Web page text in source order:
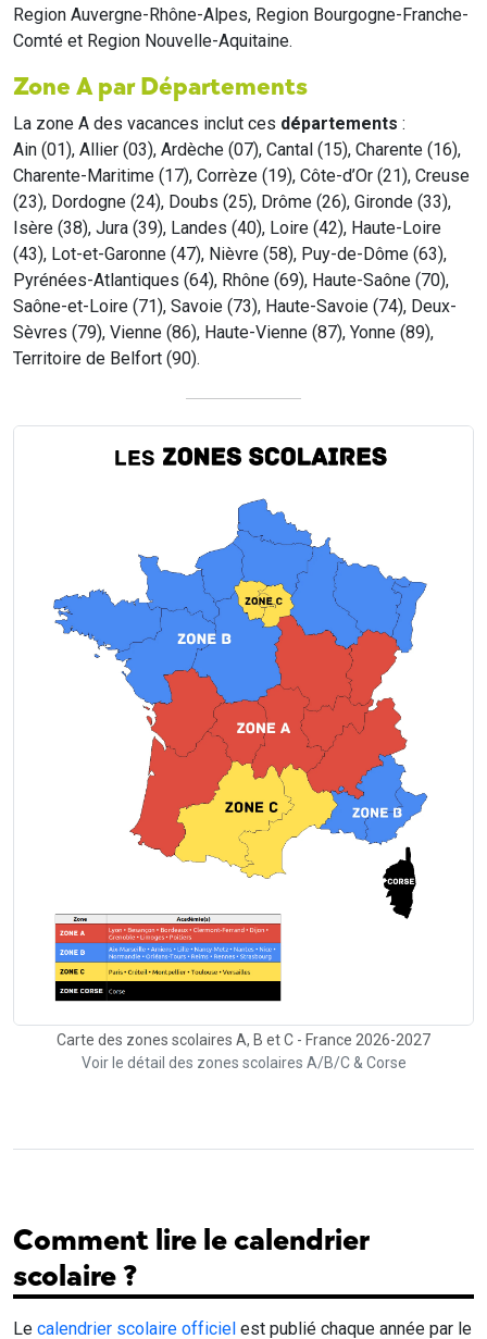
Region Auvergne-Rhône-Alpes, Region Bourgogne-Franche-
Comté et Region Nouvelle-Aquitaine.
Zone A par Départements
La zone A des vacances inclut ces départements :
Ain (01), Allier (03), Ardèche (07), Cantal (15), Charente (16),
Charente-Maritime (17), Corrèze (19), Côte-d’Or (21), Creuse
(23), Dordogne (24), Doubs (25), Drôme (26), Gironde (33),
Isère (38), Jura (39), Landes (40), Loire (42), Haute-Loire
(43), Lot-et-Garonne (47), Nièvre (58), Puy-de-Dôme (63),
Pyrénées-Atlantiques (64), Rhône (69), Haute-Saône (70),
Saône-et-Loire (71), Savoie (73), Haute-Savoie (74), Deux-
Sèvres (79), Vienne (86), Haute-Vienne (87), Yonne (89),
Territoire de Belfort (90).
Carte des zones scolaires A, B et C - France 2026-2027
Voir le détail des zones scolaires A/B/C & Corse
Comment lire le calendrier
scolaire ?
Le calendrier scolaire officiel est publié chaque année par le